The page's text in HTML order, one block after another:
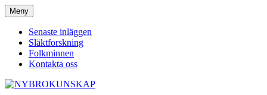
Hoppa
till
innehåll
NYBROKUNSKAP
Meny
Senaste inläggen
Släktforskning
Folkminnen
Kontakta oss